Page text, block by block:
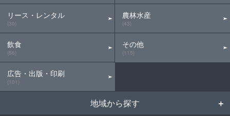
リース・レンタル
(30)
飲食
(56)
広告・出版・印刷
(101)
農林水産
(43)
その他
(115)
地域から探す